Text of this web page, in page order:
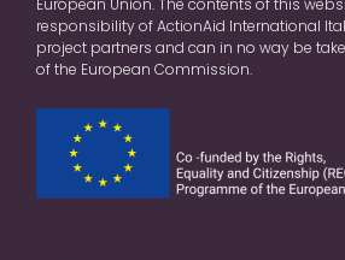
European Union. The contents of this
responsibility of ActionAid International
project partners and can in no way be
of the European Commission.